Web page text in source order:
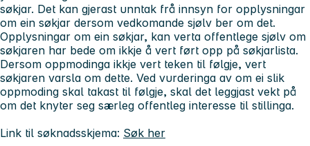
søkjar. Det kan gjerast unntak frå innsyn for opplysningar
om ein søkjar dersom vedkomande sjølv ber om det.
Opplysningar om ein søkjar, kan verta offentlege sjølv om
søkjaren har bede om ikkje å vert ført opp på søkjarlista.
Dersom oppmodinga ikkje vert teken til følgje, vert
søkjaren varsla om dette. Ved vurderinga av om ei slik
oppmoding skal takast til følgje, skal det leggjast vekt på
om det knyter seg særleg offentleg interesse til stillinga.
Link til søknadsskjema: Søk her